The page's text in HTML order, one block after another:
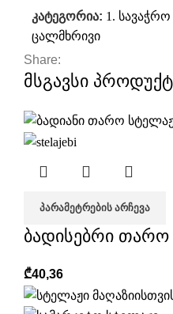
კატეგორია: 1.
ცალმხრივი
Share:
მსგავსი
ᲞᲐᲠᲐᲛᲔᲢᲠᲔᲑᲘᲡ ᲐᲠᲩᲔᲕᲐ
ბადისებრი თარო
₾40,36